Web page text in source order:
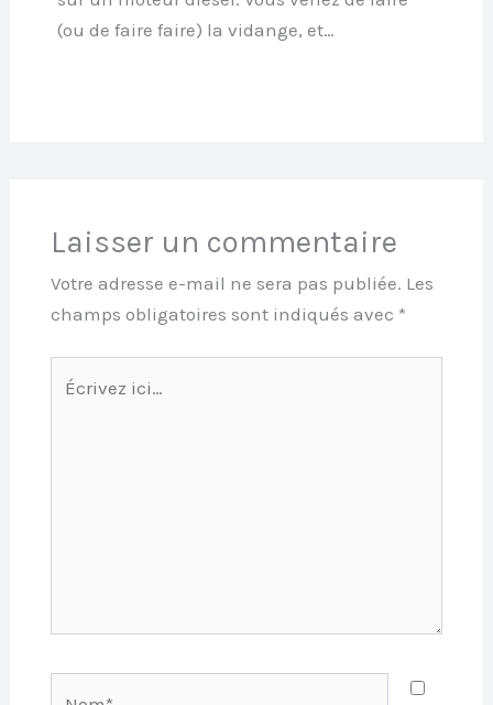
(ou de faire faire) la vidange, et…
Laisser un commentaire
Votre adresse e-mail ne sera pas publiée. Les
champs obligatoires sont indiqués avec *